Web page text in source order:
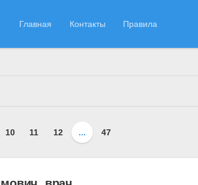
Главная Контакты Правила
10 11 12 ... 47